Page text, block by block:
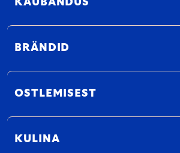
KAUBANDUS
BRÄNDID
OSTLEMISEST
KULINA